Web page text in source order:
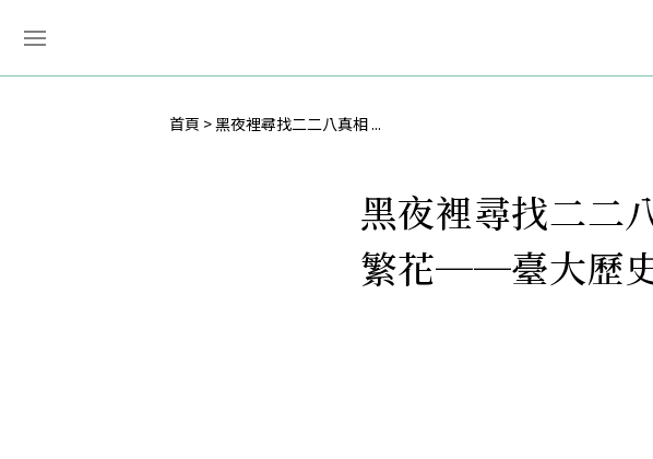
首頁 黑夜裡尋找二二八真相 ...
黑夜裡尋找二二
繁花──臺大歷